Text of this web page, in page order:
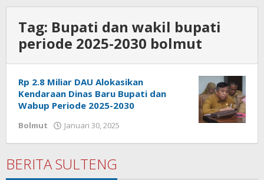
Tag: Bupati dan wakil bupati
periode 2025-2030 bolmut
Rp 2.8 Miliar DAU Alokasikan
Kendaraan Dinas Baru Bupati dan
Wabup Periode 2025-2030
Bolmut Januari 30, 2025
BERITA SULTENG